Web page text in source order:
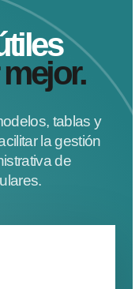
tablas y
la gestión
de